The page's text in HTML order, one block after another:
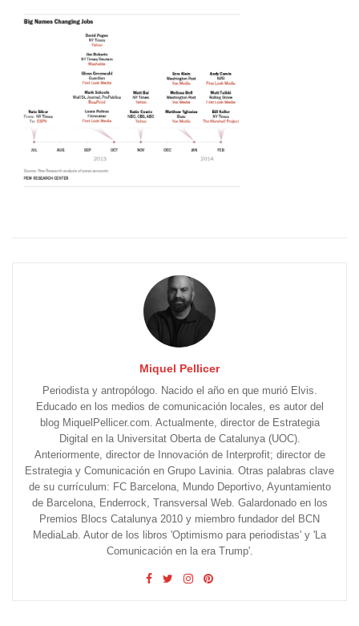
Miquel Pellicer
Periodista y antropólogo. Nacido el año en que murió Elvis.
Educado en los medios de comunicación locales, es autor del
blog MiquelPellicer.com. Actualmente, director de Estrategia
Digital en la Universitat Oberta de Catalunya (UOC).
Anteriormente, director de Innovación de Interprofit; director de
Estrategia y Comunicación en Grupo Lavinia. Otras palabras clave
de su currículum: FC Barcelona, Mundo Deportivo, Ayuntamiento
de Barcelona, Enderrock, Transversal Web. Galardonado en los
Premios Blocs Catalunya 2010 y miembro fundador del BCN
MediaLab. Autor de los libros 'Optimismo para periodistas' y 'La
Comunicación en la era Trump'.